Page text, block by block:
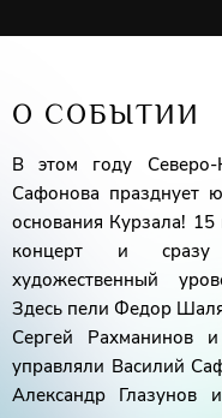
О СОБЫТИИ
В этом году
Сафонова празднует
основания Курзала!
концерт и
художественный
Здесь пели Федор
Сергей Рахманинов
управляли Василий
Александр Глазунов